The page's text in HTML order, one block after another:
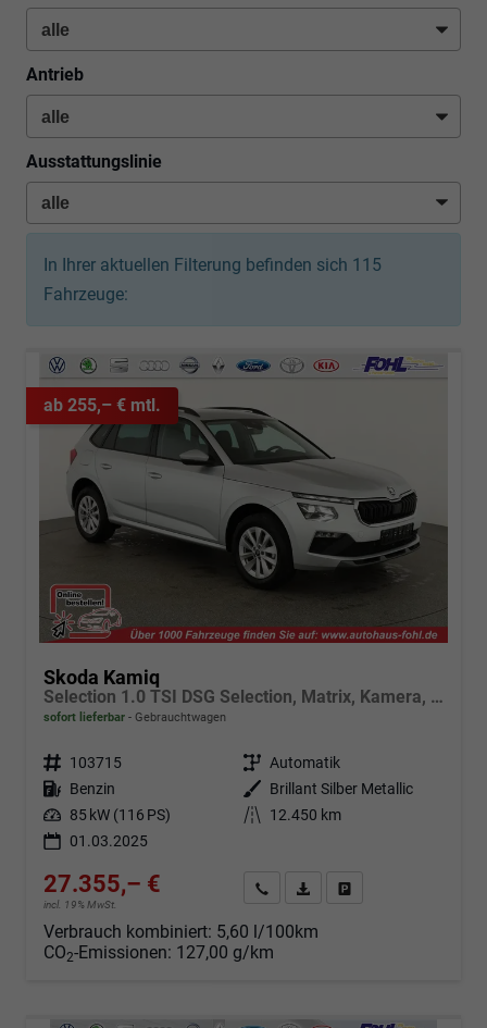
Antrieb
Ausstattungslinie
In Ihrer aktuellen Filterung befinden sich 115
Fahrzeuge:
ab 255,– € mtl.
Skoda Kamiq
Selection 1.0 TSI DSG Selection, Matrix, Kamera, Winter, 16-Zoll, 4-J Garantie
sofort lieferbar Gebrauchtwagen
Fahrzeugnr. 103715 Getriebe Automatik
Kraftstoff Benzin Außenfarbe
Brillant Silber Metallic
Leistung 85 kW (116 PS) Kilometerstand
12.450 km
01.03.2025
27.355,– €
incl. 19% MwSt.
Angebot anfordern
Fahrzeugexpose (PDF)
Verbrauch kombiniert: 5,60 l/100km
CO2-Emissionen: 127,00 g/km